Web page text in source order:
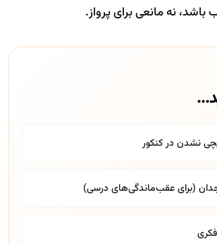
نه مانعی برای پرواز.
نشدن در کنکور
(برای عقب‌ماندگی‌های درسی)